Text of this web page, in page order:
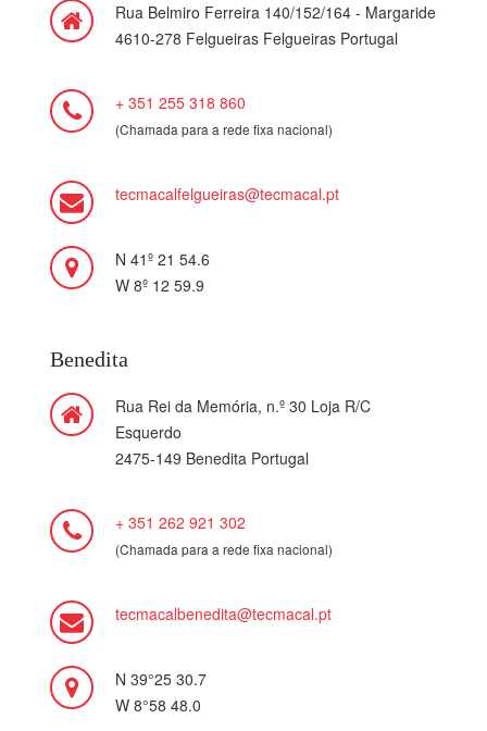
Rua Belmiro Ferreira 140/152/164 - Margaride
4610-278 Felgueiras Felgueiras Portugal
+ 351 255 318 860
(Chamada para a rede fixa nacional)
tecmacalfelgueiras@tecmacal.pt
N 41º 21 54.6
W 8º 12 59.9
Benedita
Rua Rei da Memória, n.º 30 Loja R/C
Esquerdo
2475-149 Benedita Portugal
+ 351 262 921 302
(Chamada para a rede fixa nacional)
tecmacalbenedita@tecmacal.pt
N 39°25 30.7
W 8°58 48.0